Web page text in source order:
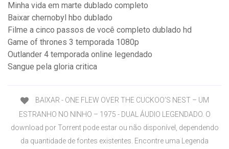
Minha vida em marte dublado completo
Baixar chernobyl hbo dublado
Filme a cinco passos de você completo dublado hd
Game of thrones 3 temporada 1080p
Outlander 4 temporada online legendado
Sangue pela gloria critica
BAIXAR - ONE FLEW OVER THE CUCKOO’S NEST – UM
ESTRANHO NO NINHO – 1975 - DUAL ÁUDIO LEGENDADO. O
download por Torrent pode estar ou não disponível, dependendo
da quantidade de fontes existentes. Encontre uma Legenda